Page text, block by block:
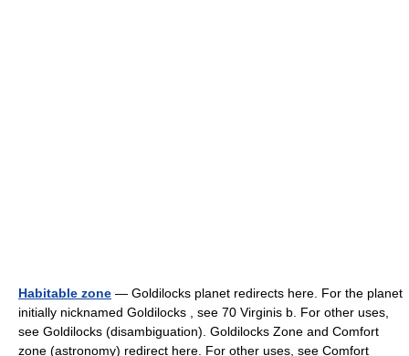
Habitable zone — Goldilocks planet redirects here. For the planet
initially nicknamed Goldilocks , see 70 Virginis b. For other uses,
see Goldilocks (disambiguation). Goldilocks Zone and Comfort
zone (astronomy) redirect here. For other uses, see Comfort